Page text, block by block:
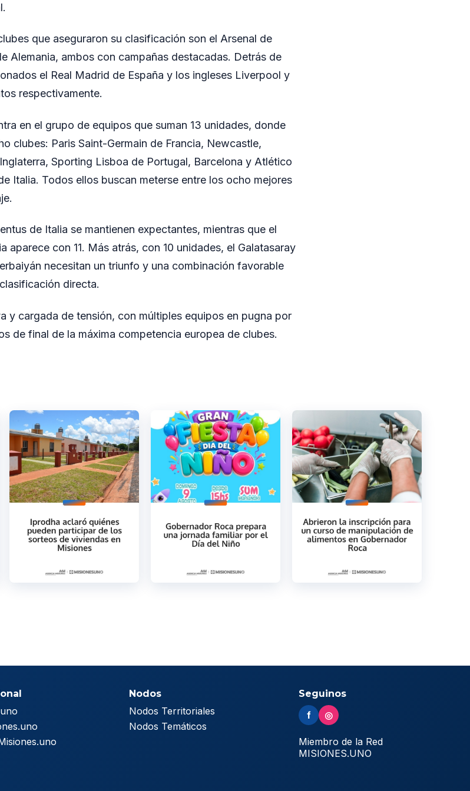
que aseguraron su clasificación son el Arsenal de
Alemania, ambos con campañas destacadas. Detrás de
el Real Madrid de España y los ingleses Liverpool y
respectivamente.
en el grupo de equipos que suman 13 unidades, donde
clubes: Paris Saint-Germain de Francia, Newcastle,
Sporting Lisboa de Portugal, Barcelona y Atlético
Italia. Todos ellos buscan meterse entre los ocho mejores
de Italia se mantienen expectantes, mientras que el
aparece con 11. Más atrás, con 10 unidades, el Galatasaray
necesitan un triunfo y una combinación favorable
directa.
y cargada de tensión, con múltiples equipos en pugna por
de final de la máxima competencia europea de clubes.
Nodos
Nodos Territoriales
Nodos Temáticos
Seguinos
f ◎
Miembro de la Red
MISIONES.UNO